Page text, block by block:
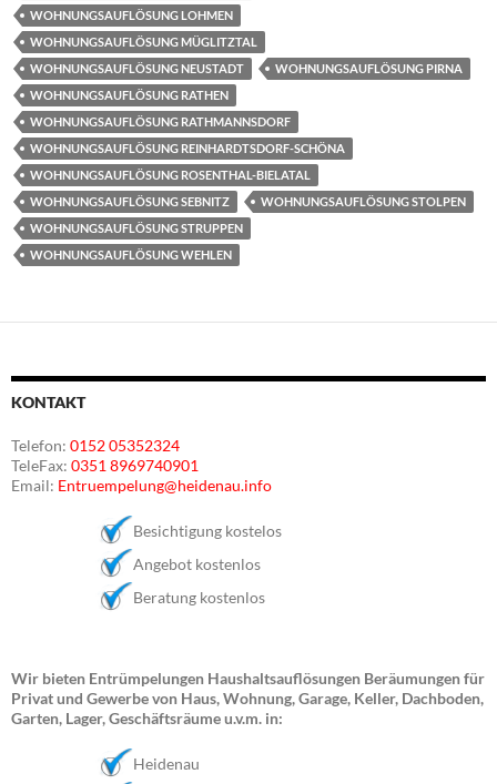
WOHNUNGSAUFLÖSUNG LOHMEN
WOHNUNGSAUFLÖSUNG MÜGLITZTAL
WOHNUNGSAUFLÖSUNG NEUSTADT
WOHNUNGSAUFLÖSUNG PIRNA
WOHNUNGSAUFLÖSUNG RATHEN
WOHNUNGSAUFLÖSUNG RATHMANNSDORF
WOHNUNGSAUFLÖSUNG REINHARDTSDORF-SCHÖNA
WOHNUNGSAUFLÖSUNG ROSENTHAL-BIELATAL
WOHNUNGSAUFLÖSUNG SEBNITZ
WOHNUNGSAUFLÖSUNG STOLPEN
WOHNUNGSAUFLÖSUNG STRUPPEN
WOHNUNGSAUFLÖSUNG WEHLEN
KONTAKT
Telefon: 0152 05352324
TeleFax: 0351 8969740901
Email: Entruempelung@heidenau.info
Besichtigung kostelos
Angebot kostenlos
Beratung kostenlos
Wir bieten Entrümpelungen Haushaltsauflösungen Beräumungen für
Privat und Gewerbe von Haus, Wohnung, Garage, Keller, Dachboden,
Garten, Lager, Geschäftsräume u.v.m. in:
Heidenau